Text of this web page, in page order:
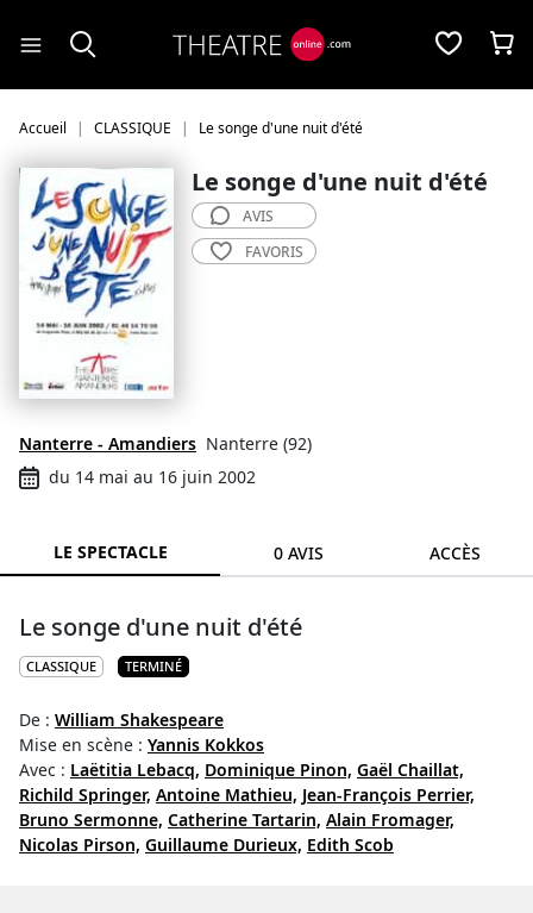
Accueil CLASSIQUE Le songe d'une nuit d'été
Le songe d'une nuit d'été
Nanterre - Amandiers Nanterre (92)
du 14 mai au 16 juin 2002
AVIS
FAVORIS
LE SPECTACLE 0 AVIS ACCÈS
Le songe d'une nuit d'été
CLASSIQUE TERMINÉ
De : William Shakespeare
Mise en scène : Yannis Kokkos
Avec : Laëtitia Lebacq, Dominique Pinon, Gaël Chaillat,
Richild Springer, Antoine Mathieu, Jean-François Perrier,
Bruno Sermonne, Catherine Tartarin, Alain Fromager,
Nicolas Pirson, Guillaume Durieux, Edith Scob